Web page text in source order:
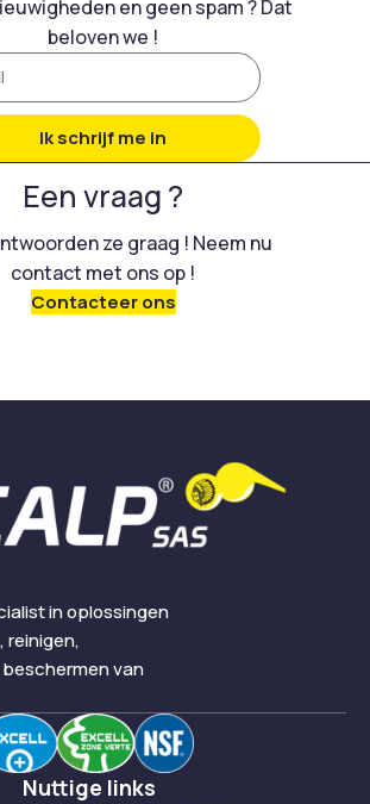
en geen spam ? Dat
beloven we !
Ik schrijf me in
Een vraag ?
ze graag ! Neem nu
contact met ons op !
Contacteer ons
in oplossingen
reinigen,
van
Nuttige links